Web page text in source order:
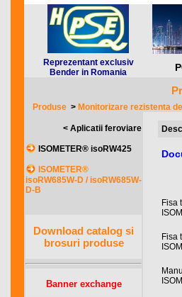
Reprezentant exclusiv
Bender in Romania
Produse > Monitorizare rezistenta
< Aplicatii feroviare
ISOMETER® isoRW425
ISOMETER®
isoRW685W-D / isoRW685W-
D-B
Download catalog si
brosuri produse
Banner exchange
Fisa
Fisa